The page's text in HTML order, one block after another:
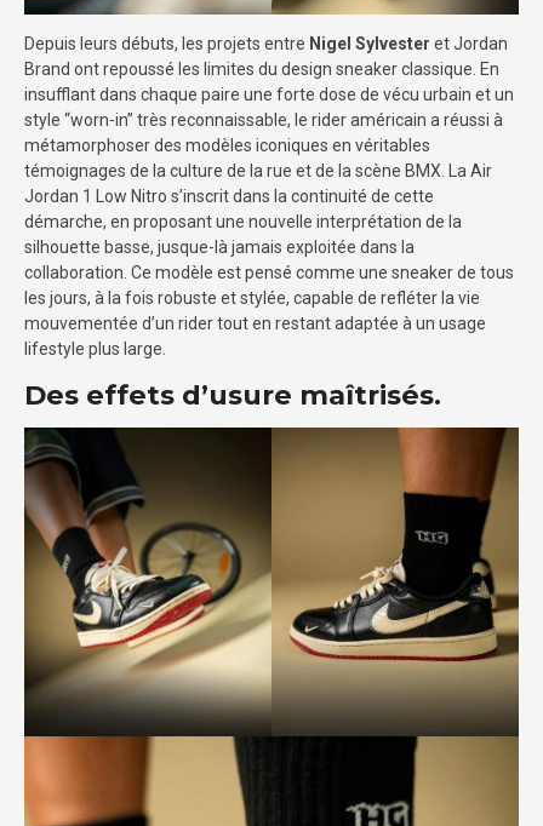
Depuis leurs débuts, les projets entre Nigel Sylvester et Jordan
Brand ont repoussé les limites du design sneaker classique. En
insufflant dans chaque paire une forte dose de vécu urbain et un
style “worn-in” très reconnaissable, le rider américain a réussi à
métamorphoser des modèles iconiques en véritables
témoignages de la culture de la rue et de la scène BMX. La Air
Jordan 1 Low Nitro s’inscrit dans la continuité de cette
démarche, en proposant une nouvelle interprétation de la
silhouette basse, jusque-là jamais exploitée dans la
collaboration. Ce modèle est pensé comme une sneaker de tous
les jours, à la fois robuste et stylée, capable de refléter la vie
mouvementée d’un rider tout en restant adaptée à un usage
lifestyle plus large.
Des effets d’usure maîtrisés.